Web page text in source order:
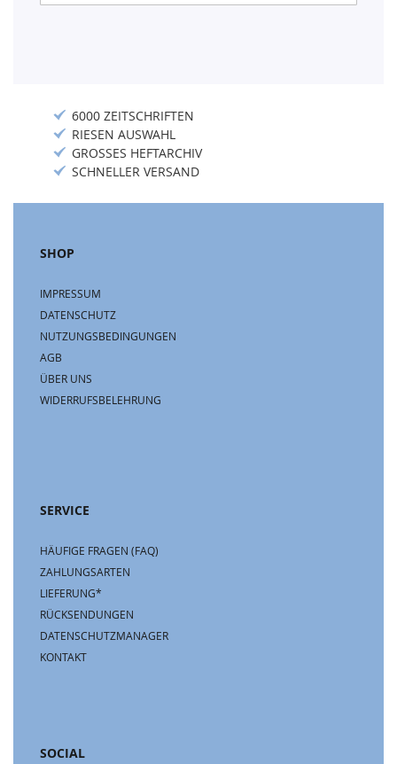
Newsletter:
6000 ZEITSCHRIFTEN
RIESEN AUSWAHL
GROSSES HEFTARCHIV
SCHNELLER VERSAND
SHOP
IMPRESSUM
DATENSCHUTZ
NUTZUNGSBEDINGUNGEN
AGB
ÜBER UNS
WIDERRUFSBELEHRUNG
SERVICE
HÄUFIGE FRAGEN (FAQ)
ZAHLUNGSARTEN
LIEFERUNG*
RÜCKSENDUNGEN
DATENSCHUTZMANAGER
KONTAKT
SOCIAL